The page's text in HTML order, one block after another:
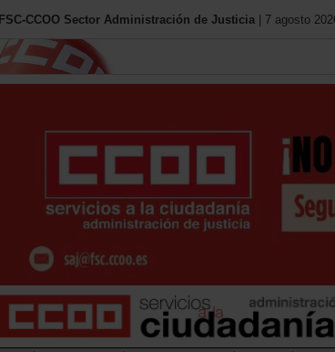
FSC-CCOO Sector Administración de Justicia | 7 agosto